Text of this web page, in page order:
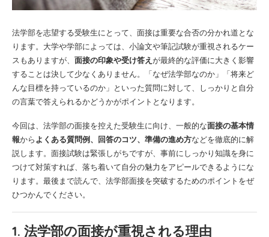
法学部を志望する受験生にとって、面接は重要な合否の分かれ道とな
ります。大学や学部によっては、小論文や筆記試験が重視されるケー
スもありますが、 面接の印象や受け答えが最終的な評価に大きく影響
することは決して少なくありません。「なぜ法学部なのか」「将来ど
んな目標を持っているのか」といった質問に対して、しっかりと自分
の言葉で答えられるかどうかがポイントとなります。
今回は、法学部の面接を控えた受験生に向け、一般的な面接の基本情
報からよくある質問例、回答のコツ、準備の進め方などを徹底的に解
説します。面接試験は緊張しがちですが、事前にしっかり知識を身に
つけて対策すれば、落ち着いて自分の魅力をアピールできるようにな
ります。最後まで読んで、法学部面接を突破するためのポイントをぜ
ひつかんでください。
1. 法学部の面接が重視される理由